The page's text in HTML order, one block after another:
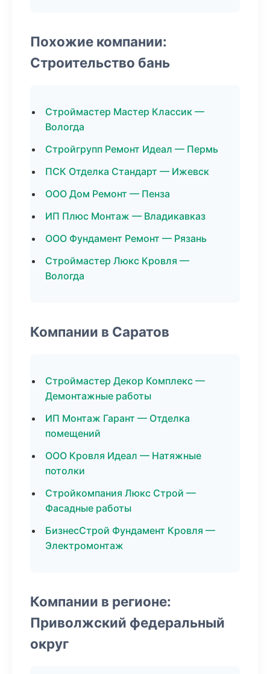
Похожие компании:
Строительство бань
Строймастер Мастер Классик —
Вологда
Стройгрупп Ремонт Идеал — Пермь
ПСК Отделка Стандарт — Ижевск
ООО Дом Ремонт — Пенза
ИП Плюс Монтаж — Владикавказ
ООО Фундамент Ремонт — Рязань
Строймастер Люкс Кровля —
Вологда
Компании в Саратов
Строймастер Декор Комплекс —
Демонтажные работы
ИП Монтаж Гарант — Отделка
помещений
ООО Кровля Идеал — Натяжные
потолки
Стройкомпания Люкс Строй —
Фасадные работы
БизнесСтрой Фундамент Кровля —
Электромонтаж
Компании в регионе:
Приволжский федеральный
округ